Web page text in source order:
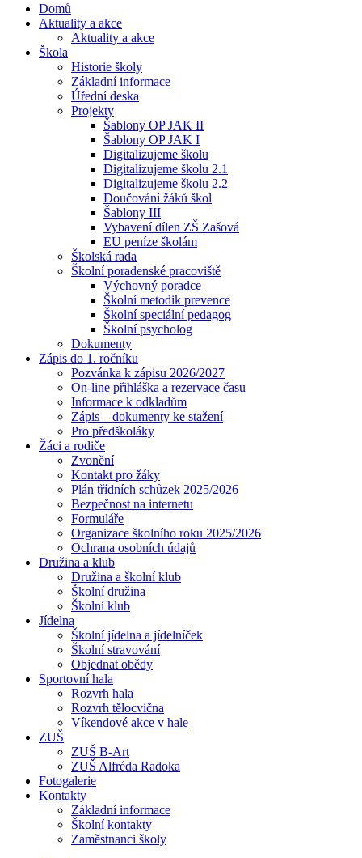
Domů
Aktuality a akce
Aktuality a akce
Škola
Historie školy
Základní informace
Úřední deska
Projekty
Šablony OP JAK II
Šablony OP JAK I
Digitalizujeme školu
Digitalizujeme školu 2.1
Digitalizujeme školu 2.2
Doučování žáků škol
Šablony III
Vybavení dílen ZŠ Zašová
EU peníze školám
Školská rada
Školní poradenské pracoviště
Výchovný poradce
Školní metodik prevence
Školní speciální pedagog
Školní psycholog
Dokumenty
Zápis do 1. ročníku
Pozvánka k zápisu 2026/2027
On-line přihláška a rezervace času
Informace k odkladům
Zápis – dokumenty ke stažení
Pro předškoláky
Žáci a rodiče
Zvonění
Kontakt pro žáky
Plán třídních schůzek 2025/2026
Bezpečnost na internetu
Formuláře
Organizace školního roku 2025/2026
Ochrana osobních údajů
Družina a klub
Družina a školní klub
Školní družina
Školní klub
Jídelna
Školní jídelna a jídelníček
Školní stravování
Objednat obědy
Sportovní hala
Rozvrh hala
Rozvrh tělocvična
Víkendové akce v hale
ZUŠ
ZUŠ B-Art
ZUŠ Alfréda Radoka
Fotogalerie
Kontakty
Základní informace
Školní kontakty
Zaměstnanci školy